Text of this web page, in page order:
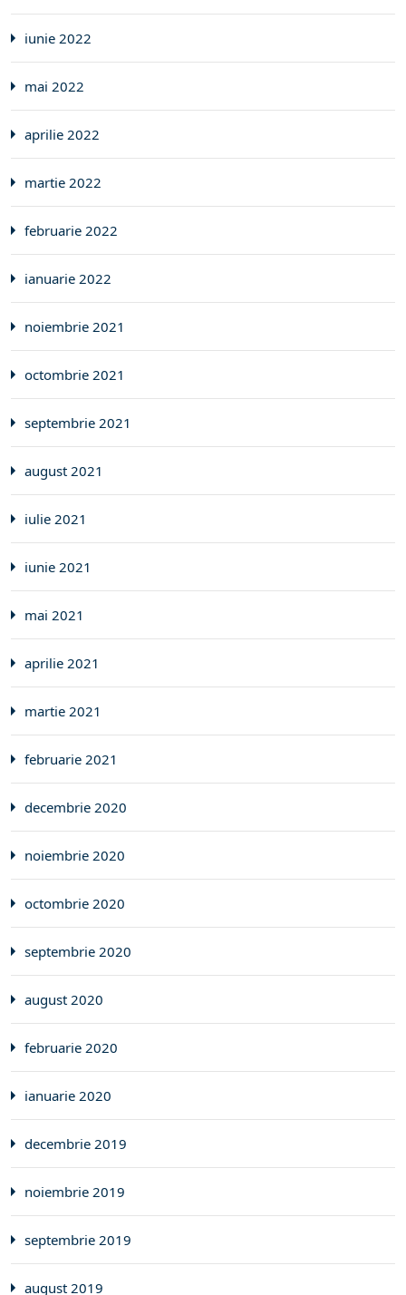
iunie 2022
mai 2022
aprilie 2022
martie 2022
februarie 2022
ianuarie 2022
noiembrie 2021
octombrie 2021
septembrie 2021
august 2021
iulie 2021
iunie 2021
mai 2021
aprilie 2021
martie 2021
februarie 2021
decembrie 2020
noiembrie 2020
octombrie 2020
septembrie 2020
august 2020
februarie 2020
ianuarie 2020
decembrie 2019
noiembrie 2019
septembrie 2019
august 2019